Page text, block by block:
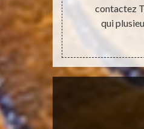
de
gratuit et
contactez
qui